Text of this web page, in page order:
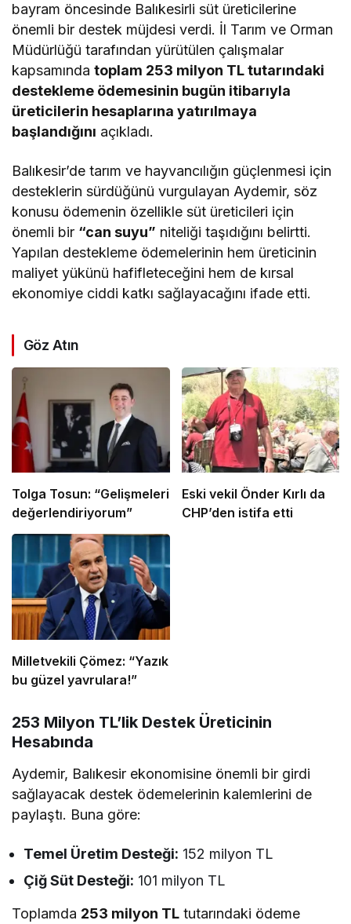
bayram öncesinde Balıkesirli süt üreticilerine
önemli bir destek müjdesi verdi. İl Tarım ve Orman
Müdürlüğü tarafından yürütülen çalışmalar
kapsamındatoplam 253 milyon TL tutarındaki
destekleme ödemesinin bugün itibarıyla
üreticilerin hesaplarına yatırılmaya
başlandığını açıkladı.
Balıkesir’de tarım ve hayvancılığın güçlenmesi için
desteklerin sürdüğünü vurgulayan Aydemir, söz
konusu ödemenin özellikle süt üreticileri için
önemli bir “can suyu” niteliği taşıdığını belirtti.
Yapılan destekleme ödemelerinin hem üreticinin
maliyet yükünü hafifleteceğini hem de kırsal
ekonomiye ciddi katkı sağlayacağını ifade etti.
Göz Atın
Tolga Tosun: “Gelişmeleri
değerlendiriyorum”
Eski vekil Önder Kırlı da
CHP’den istifa etti
Milletvekili Çömez: “Yazık
bu güzel yavrulara!”
253 Milyon TL’lik Destek Üreticinin
Hesabında
Aydemir, Balıkesir ekonomisine önemli bir girdi
sağlayacak destek ödemelerinin kalemlerini de
paylaştı. Buna göre:
Temel Üretim Desteği: 152 milyon TL
Çiğ Süt Desteği: 101 milyon TL
Toplamda 253 milyon TL tutarındaki ödeme